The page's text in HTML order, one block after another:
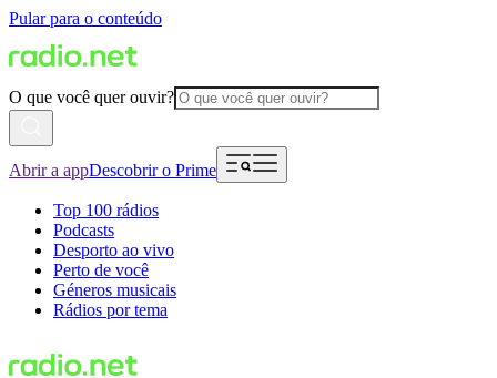
Pular para o conteúdo
O que você quer ouvir?
Abrir a appDescobrir o Prime
Top 100 rádios
Podcasts
Desporto ao vivo
Perto de você
Géneros musicais
Rádios por tema